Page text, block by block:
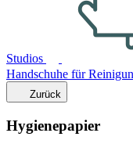
Studios
Handschuhe für
Zurück
Hygienepapier